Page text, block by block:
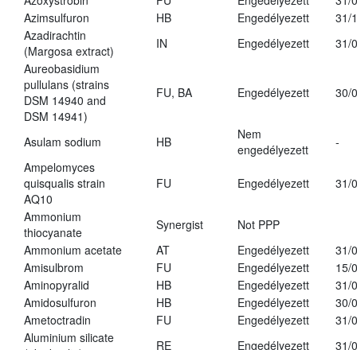
Azimsulfuron
HB Engedélyezett
31/
Azadirachtin
(Margosa extract)
IN Engedélyezett
31/
Aureobasidium
pullulans (strains
DSM 14940 and
DSM 14941)
FU, BA Engedélyezett 30/
Asulam sodium HB
Nem
engedélyezett
-
Ampelomyces
quisqualis strain
AQ10
FU Engedélyezett 31/
Ammonium
thiocyanate
Synergist
Not PPP
Ammonium acetate
AT Engedélyezett
31/
Amisulbrom
FU Engedélyezett
15/
Aminopyralid
HB Engedélyezett
31/
Amidosulfuron
HB Engedélyezett
30/
Ametoctradin
FU Engedélyezett
31/
Aluminium silicate
RE Engedélyezett
31/